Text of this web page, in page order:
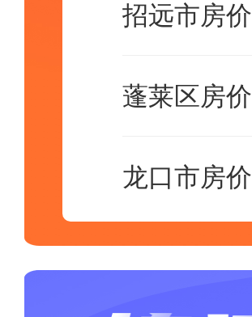
招远市房价
蓬莱区房价
龙口市房价